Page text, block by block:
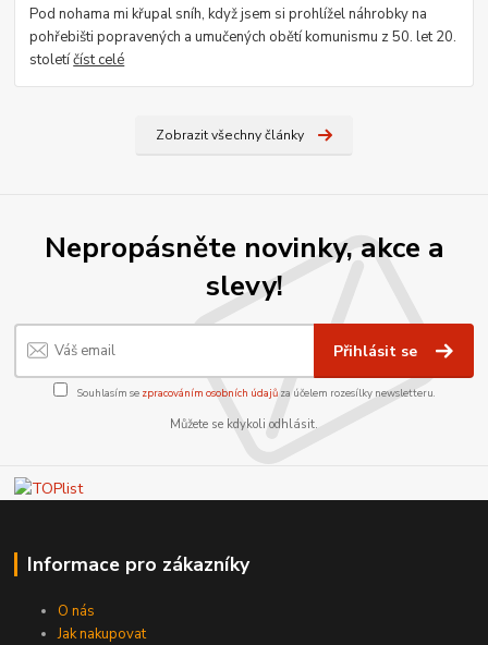
Pod nohama mi křupal sníh, když jsem si prohlížel náhrobky na
pohřebišti popravených a umučených obětí komunismu z 50. let 20.
stoletíčíst celé
Zobrazit všechny články
Nepropásněte novinky, akce a
slevy!
Přihlásit se
Souhlasím se zpracováním osobních údajůza účelem rozesílky newsletteru.
Můžete se kdykoli odhlásit.
Informace pro zákazníky
O nás
Jak nakupovat